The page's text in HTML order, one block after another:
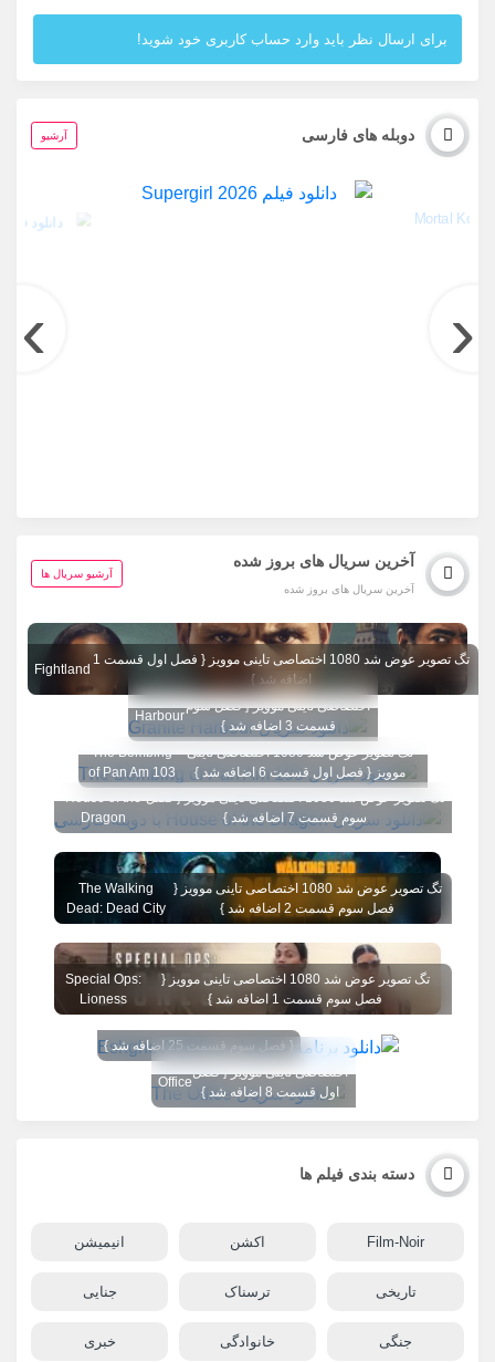
برای ارسال نظر باید وارد حساب کاربری خود شوید!
دوبله های فارسی آرشیو
‹
›
آخرین سریال های بروز شده
آخرین سریال های بروز شده
آرشیو سریال ها
تگ تصویر عوض شد 1080 اختصاصی تاینی موویز { فصل اول قسمت 1
اضافه شد }
Fightland
تگ تصویر عوض شد 1080
اختصاصی تاینی موویز { فصل سوم
قسمت 3 اضافه شد }
Granite
Harbour
تگ تصویر عوض شد 1080 اختصاصی تاینی
موویز { فصل اول قسمت 6 اضافه شد }
The Bombing
of Pan Am 103
تگ تصویر عوض شد 1080 اختصاصی تاینی موویز { فصل
سوم قسمت 7 اضافه شد }
House of the
Dragon
تگ تصویر عوض شد 1080 اختصاصی تاینی موویز {
فصل سوم قسمت 2 اضافه شد }
The Walking
Dead: Dead City
تگ تصویر عوض شد 1080 اختصاصی تاینی موویز {
فصل سوم قسمت 1 اضافه شد }
Special Ops:
Lioness
{ فصل سوم قسمت 25 اضافه شد }
تگ تصویر عوض شد 1080
اختصاصی تاینی موویز { فصل
اول قسمت 8 اضافه شد }
The
Office
دسته بندی فیلم ها
Film-Noir اکشن انیمیشن
تاریخی ترسناک جنایی
جنگی خانوادگی خبری